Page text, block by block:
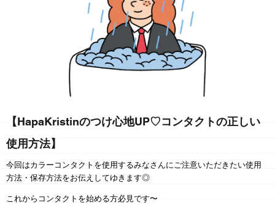
【HapaKristinのつけ心地UP♡コンタクトの正しい
使用方法】
今回はカラーコンタクトを使用するみなさんにご注意いただきたい使用
方法・保存方法をお伝えしてゆきます◎
これからコンタクトを始める方必見です〜